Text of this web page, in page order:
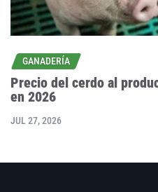
GANADERÍA
Precio del cerdo al
en 2026
JUL 27, 2026